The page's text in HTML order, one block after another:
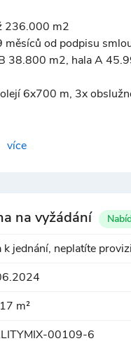
236.000 m2
od podpisu
38.800 m2, hala A
6x700 m, 3x
více
na vyžádání
k jednání, neplatíte provizi
m²
00109-6